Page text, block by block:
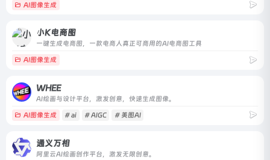
AI图像生成
小K电商图
一键生成电商图，一款电商人真正可商用的AI电商图工具
AI图像生成
WHEE
AI绘画与设计平台，激发创意，快速生成图像。
AI图像生成 # ai # AIGC # 美图AI
通义万相
阿里云AI绘画创作平台，激发无限创意。